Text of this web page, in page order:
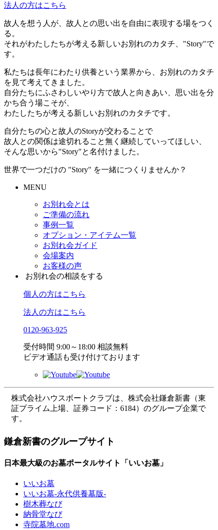
法人の方はこちら
故人を想う人が、故人との思い出を自由に表現する場をつく
る。
それがわたしたちが考える新しいお別れのカタチ、"Story"で
す。
私たちは長年にわたり供養という業界から、お別れのカタチ
を見て考えてきました。
自分たちにふさわしいやり方で故人と向きあい、思い出を分
かち合う場こそが、
わたしたちが考える新しいお別れのカタチです。
自分たちの心と故人のStoryが交わることで
故人との関係は途切れること無く継続していってほしい、
そんな思いから"Story"と名付けました。
世界で一つだけの "Story" を一緒につくりませんか？
MENU
お別れ会とは
ご準備の流れ
事例一覧
オプション・アイテム一覧
お別れ会ガイド
会場案内
お客様の声
お別れ会の相談をする
個人の方はこちら
法人の方はこちら
0120-963-925
受付時間 9:00～18:00 相談無料
ビデオ通話も受け付けております
株式会社ハウスボートクラブは、株式会社鎌倉新書（東
証プライム上場、証券コード：6184）のグループ企業で
す。
鎌倉新書のグループサイト
日本最大級のお墓ポータルサイト「いいお墓」
いいお墓
いいお墓-永代供養墓版-
樹木葬なび
納骨堂なび
寺院墓地.com